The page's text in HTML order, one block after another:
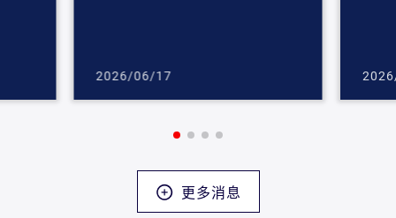
2026/06/17
更多消息